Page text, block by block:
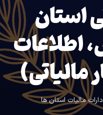
استان
اطلاعات
مالیاتی)
مالیات استان ها